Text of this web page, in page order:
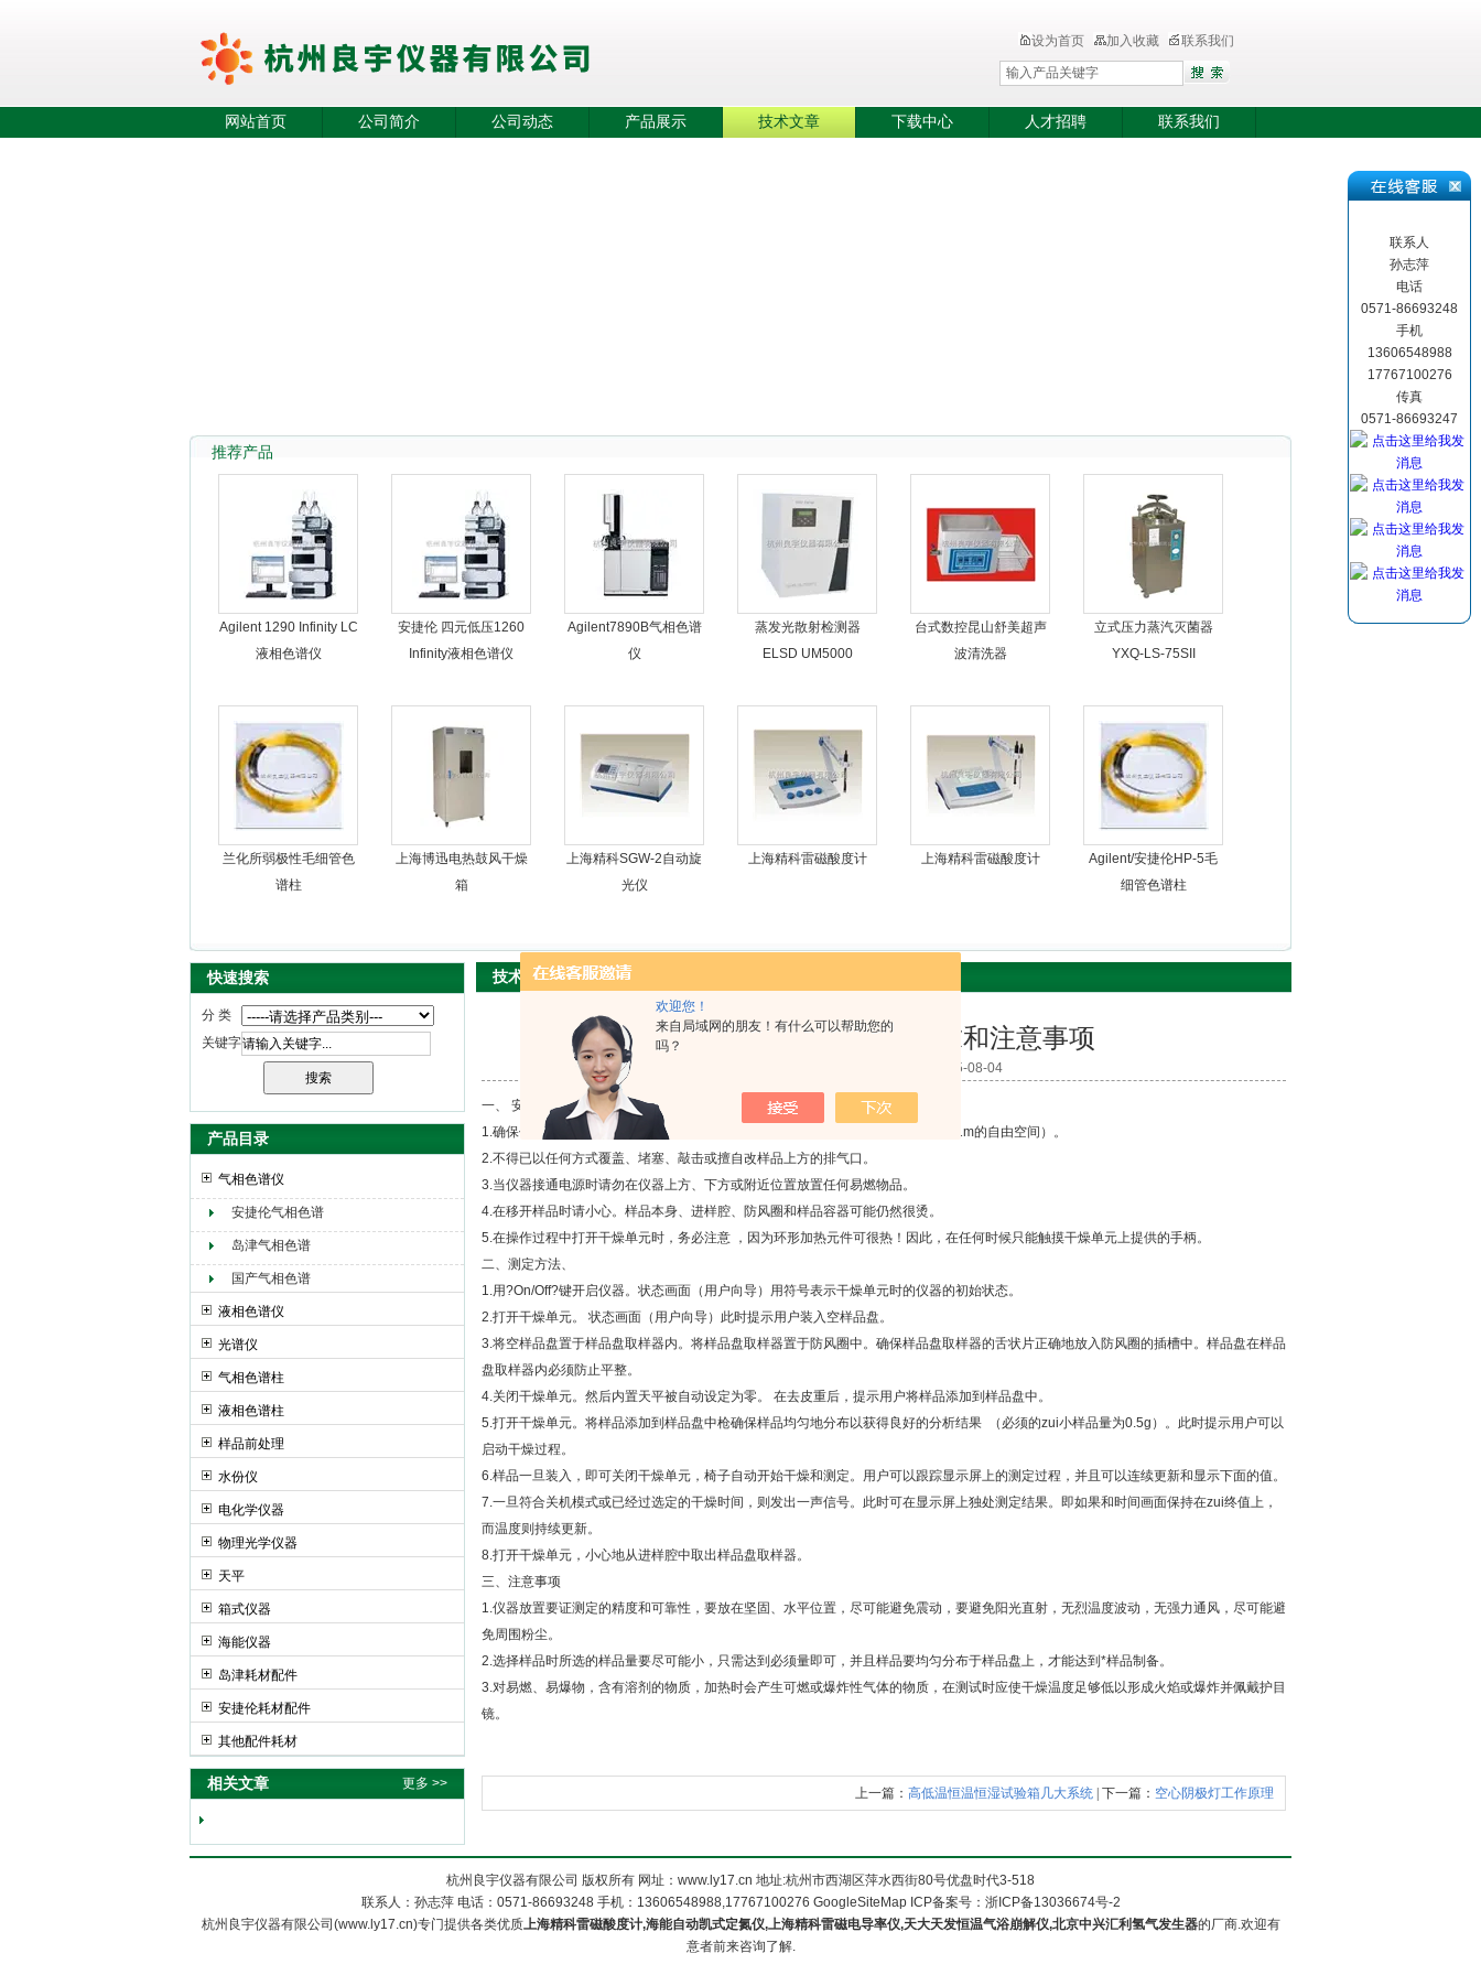
欢迎您！
来自局域网的朋友！有什么可以帮助您的
吗？
杭州良宇仪器有限公司
设为首页 加入收藏 联系我们
网站首页 公司简介 公司动态 产品展示 技术文章 下载中心 人才招聘 联系我们
推荐产品
Agilent 1290 Infinity LC
液相色谱仪
安捷伦 四元低压1260
Infinity液相色谱仪
Agilent7890B气相色谱
仪
蒸发光散射检测器
ELSD UM5000
台式数控昆山舒美超声
波清洗器
立式压力蒸汽灭菌器
YXQ-LS-75SII
兰化所弱极性毛细管色
谱柱
上海博迅电热鼓风干燥
箱
上海精科SGW-2自动旋
光仪
上海精科雷磁酸度计 上海精科雷磁酸度计
Agilent/安捷伦HP-5毛
细管色谱柱
快速搜索
分 类
关键字
产品目录
气相色谱仪
安捷伦气相色谱
岛津气相色谱
国产气相色谱
液相色谱仪
光谱仪
气相色谱柱
液相色谱柱
样品前处理
水份仪
电化学仪器
物理光学仪器
天平
箱式仪器
海能仪器
岛津耗材配件
安捷伦耗材配件
其他配件耗材
相关文章 更多 >>
技术文章当前位置：首页
快速水分测定仪使用要求和注意事项
点击次数：2350 更新时间：2015-08-04
一、 安全要求
1.确保仪器周围有足够的自语偶空间以避免热量积聚和过热（仪器上方应留出大约1m的自由空间）。
2.不得已以任何方式覆盖、堵塞、敲击或擅自改样品上方的排气口。
3.当仪器接通电源时请勿在仪器上方、下方或附近位置放置任何易燃物品。
4.在移开样品时请小心。样品本身、进样腔、防风圈和样品容器可能仍然很烫。
5.在操作过程中打开干燥单元时，务必注意 ，因为环形加热元件可很热！因此，在任何时候只能触摸干燥单元上提供的手柄。
二、测定方法、
1.用?On/Off?键开启仪器。状态画面（用户向导）用符号表示干燥单元时的仪器的初始状态。
2.打开干燥单元。 状态画面（用户向导）此时提示用户装入空样品盘。
3.将空样品盘置于样品盘取样器内。将样品盘取样器置于防风圈中。确保样品盘取样器的舌状片正确地放入防风圈的插槽中。样品盘在样品
盘取样器内必须防止平整。
4.关闭干燥单元。然后内置天平被自动设定为零。 在去皮重后，提示用户将样品添加到样品盘中。
5.打开干燥单元。将样品添加到样品盘中枪确保样品均匀地分布以获得良好的分析结果 （必须的zui小样品量为0.5g）。此时提示用户可以
启动干燥过程。
6.样品一旦装入，即可关闭干燥单元，椅子自动开始干燥和测定。用户可以跟踪显示屏上的测定过程，并且可以连续更新和显示下面的值。
7.一旦符合关机模式或已经过选定的干燥时间，则发出一声信号。此时可在显示屏上独处测定结果。即如果和时间画面保持在zui终值上，
而温度则持续更新。
8.打开干燥单元，小心地从进样腔中取出样品盘取样器。
三、注意事项
1.仪器放置要证测定的精度和可靠性，要放在坚固、水平位置，尽可能避免震动，要避免阳光直射，无烈温度波动，无强力通风，尽可能避
免周围粉尘。
2.选择样品时所选的样品量要尽可能小，只需达到必须量即可，并且样品要均匀分布于样品盘上，才能达到*样品制备。
3.对易燃、易爆物，含有溶剂的物质，加热时会产生可燃或爆炸性气体的物质，在测试时应使干燥温度足够低以形成火焰或爆炸并佩戴护目
镜。
上一篇： 高低温恒温恒湿试验箱几大系统 | 下一篇： 空心阴极灯工作原理
杭州良宇仪器有限公司 版权所有 网址：www.ly17.cn 地址:杭州市西湖区萍水西街80号优盘时代3-518
联系人：孙志萍 电话：0571-86693248 手机：13606548988,17767100276 GoogleSiteMapICP备案号： 浙ICP备13036674号-2
杭州良宇仪器有限公司(www.ly17.cn)专门提供各类优质上海精科雷磁酸度计,海能自动凯式定氮仪,上海精科雷磁电导率仪,天大天发恒温气浴崩解仪,北京中兴汇利氢气发生器的厂商.欢迎有
意者前来咨询了解.
联系人
孙志萍
电话
0571-86693248
手机
13606548988
17767100276
传真
0571-86693247